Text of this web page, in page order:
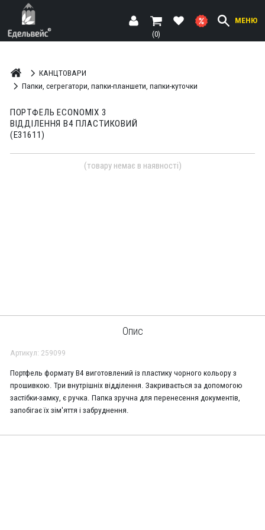
МЕНЮ
(0)
КАНЦТОВАРИ
Папки, сегрегатори, папки-планшети, папки-куточки
ПОРТФЕЛЬ ECONOMIX 3
ВІДДІЛЕННЯ В4 ПЛАСТИКОВИЙ
(E31611)
(товару немає в наявності)
Опис
Артикул: 259099
Портфель формату В4 виготовлений із пластику чорного кольору з
прошивкою. Три внутрішніх відділення. Закривається за допомогою
застібки-замку, є ручка. Папка зручна для перенесення документів,
запобігає їх зім'яття і забруднення.